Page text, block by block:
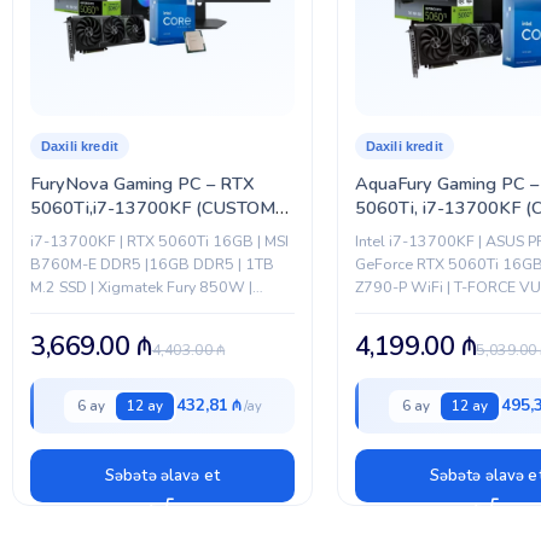
FuryNova Gaming PC – RTX
5060Ti,i7-13700KF (CUSTOM-
PC-060)
Daxili kredit
i7-13700KF | RTX 5060Ti 16GB | MSI
B760M-E DDR5 |16GB DDR5 | 1TB
M.2 SSD | Xigmatek Fury 850W |
Xigmatek Quantum |...
4,403.00₼
3,669.00 ₼
6 ay 12 ay 432,81 ₼
Səbətə əlavə et
AquaFury Gaming PC
5060Ti, i7-13700KF
PC-062)
Daxili kredit
Intel i7-13700KF | ASUS
GeForce RTX 5060Ti
Z790-P WiFi | T-FORCE
Fury 850W | FROZR-O...
5,039.00
4,199.00 ₼
6 ay 12 ay
Səbətə əlavə